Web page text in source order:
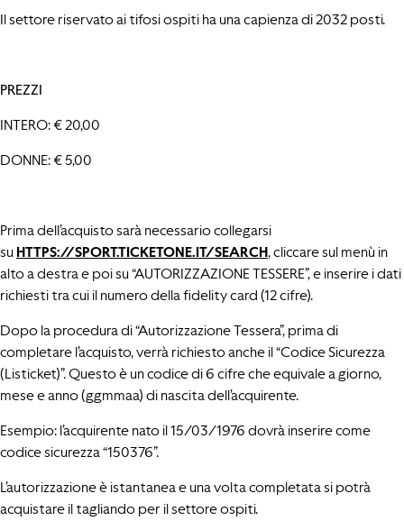
Il settore riservato ai tifosi ospiti ha una capienza di 2032 posti.
PREZZI
INTERO: € 20,00
DONNE: € 5,00
Prima dell’acquisto sarà necessario collegarsi
su HTTPS://SPORT.TICKETONE.IT/SEARCH, cliccare sul menù in
alto a destra e poi su “AUTORIZZAZIONE TESSERE”, e inserire i dati
richiesti tra cui il numero della fidelity card (12 cifre).
Dopo la procedura di “Autorizzazione Tessera”, prima di
completare l’acquisto, verrà richiesto anche il “Codice Sicurezza
(Listicket)”. Questo è un codice di 6 cifre che equivale a giorno,
mese e anno (ggmmaa) di nascita dell’acquirente.
Esempio: l’acquirente nato il 15/03/1976 dovrà inserire come
codice sicurezza “150376”.
L’autorizzazione è istantanea e una volta completata si potrà
acquistare il tagliando per il settore ospiti.